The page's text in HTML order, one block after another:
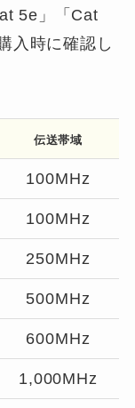
5e」「Cat
入時に確認し
伝送帯域
100MHz
100MHz
250MHz
500MHz
600MHz
1,000MHz